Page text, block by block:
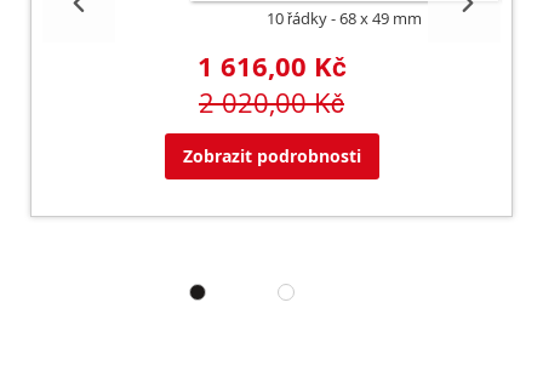
10 řádky 68 x 49 mm
1 616,00 Kč
2 020,00 Kč
Zobrazit podrobnosti